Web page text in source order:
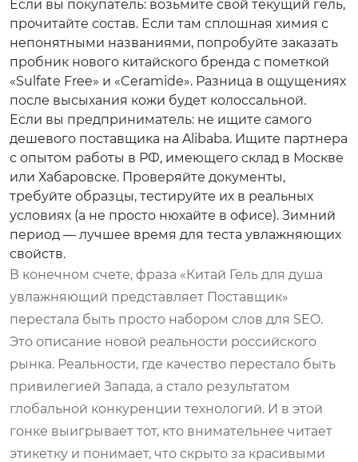
Если вы покупатель: возьмите свой текущий гель,
прочитайте состав. Если там сплошная химия с
непонятными названиями, попробуйте заказать
пробник нового китайского бренда с пометкой
«Sulfate Free» и «Ceramide». Разница в ощущениях
после высыхания кожи будет колоссальной.
Если вы предприниматель: не ищите самого
дешевого поставщика на Alibaba. Ищите партнера
с опытом работы в РФ, имеющего склад в Москве
или Хабаровске. Проверяйте документы,
требуйте образцы, тестируйте их в реальных
условиях (а не просто нюхайте в офисе). Зимний
период — лучшее время для теста увлажняющих
свойств.
В конечном счете, фраза «Китай Гель для душа
увлажняющий представляет Поставщик»
перестала быть просто набором слов для SEO.
Это описание новой реальности российского
рынка. Реальности, где качество перестало быть
привилегией Запада, а стало результатом
глобальной конкуренции технологий. И в этой
гонке выигрывает тот, кто внимательнее читает
этикетку и понимает, что скрыто за красивыми